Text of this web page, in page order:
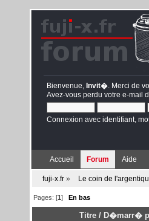
Bienvenue, Invit� . Merci de
Avez-vous perdu votre e-mail
Connexion avec identifiant,
Accueil Forum Aide
fuji-x.fr » Le coin de
Pages: [1] En bas
Titre / D�marr�